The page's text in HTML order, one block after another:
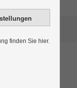
finden Sie hier.